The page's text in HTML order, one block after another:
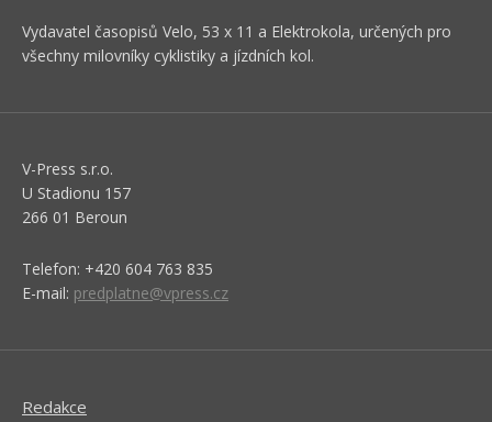
Vydavatel časopisů Velo, 53 x 11 a Elektrokola, určených pro
všechny milovníky cyklistiky a jízdních kol.
V-Press s.r.o.
U Stadionu 157
266 01 Beroun
Telefon: +420 604 763 835
E-mail: predplatne@vpress.cz
Redakce